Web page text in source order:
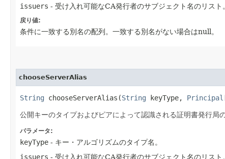
issuers - 受け入れ可能なCA発行者のサブジェクト名のリス
戻り値:
条件に一致する別名の配列。一致する別名がない場合はnull。
chooseServerAlias
String chooseServerAlias​(String keyType, Principal
公開キーのタイプおよびピアによって認識される証明書発行局
パラメータ:
keyType - キー・アルゴリズムのタイプ名。
issuers - 受け入れ可能なCA発行者のサブジェクト名のリス